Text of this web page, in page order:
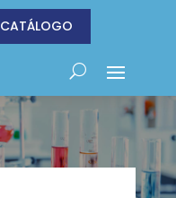
CATÁLOGO